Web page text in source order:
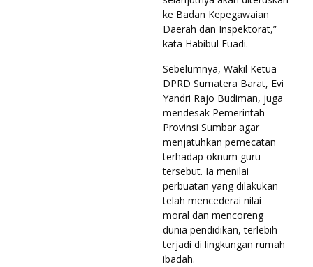
ke Badan Kepegawaian
Daerah dan Inspektorat,”
kata Habibul Fuadi.
Sebelumnya, Wakil Ketua
DPRD Sumatera Barat, Evi
Yandri Rajo Budiman, juga
mendesak Pemerintah
Provinsi Sumbar agar
menjatuhkan pemecatan
terhadap oknum guru
tersebut. Ia menilai
perbuatan yang dilakukan
telah mencederai nilai
moral dan mencoreng
dunia pendidikan, terlebih
terjadi di lingkungan rumah
ibadah.